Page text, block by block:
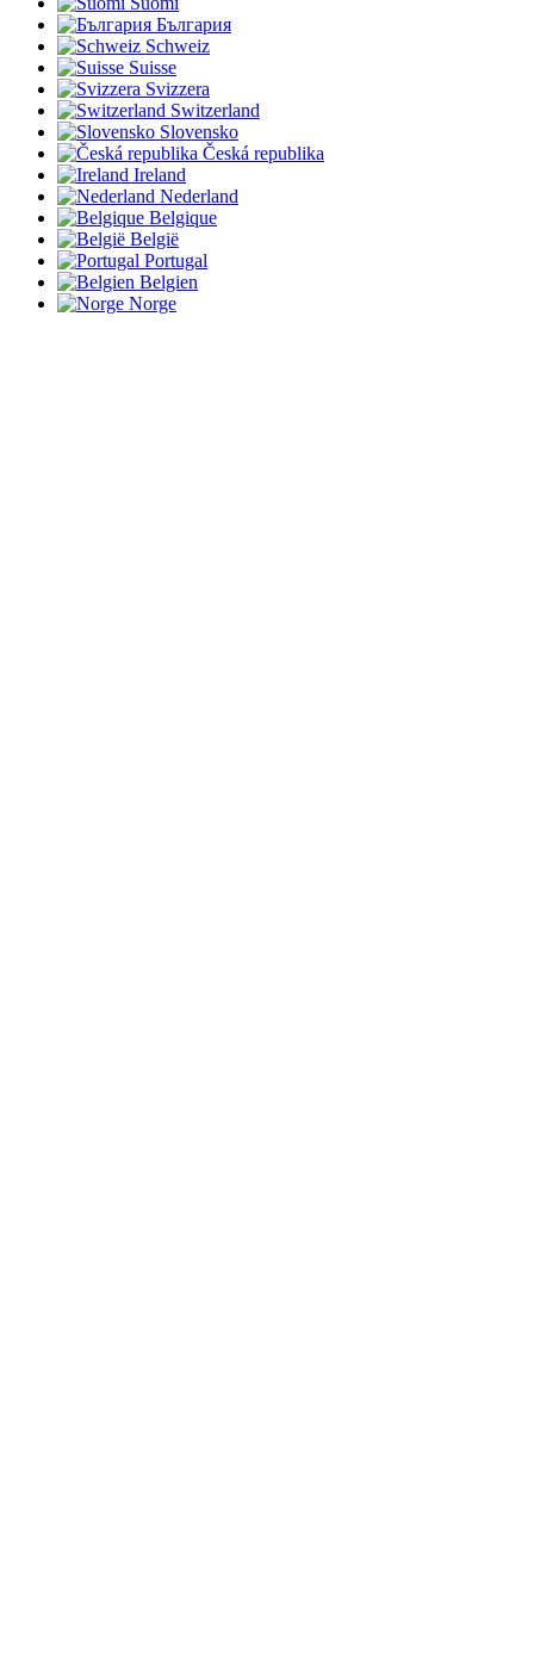
България
Schweiz
Suisse
Svizzera
Switzerland
Slovensko
Česká republika
Ireland
Nederland
Belgique
België
Portugal
Belgien
Norge